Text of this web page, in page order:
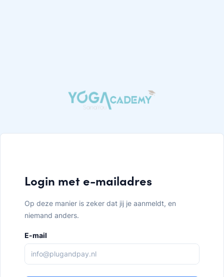
Login met e-mailadres
Op deze manier is zeker dat jij je aanmeldt, en
niemand anders.
E-mail